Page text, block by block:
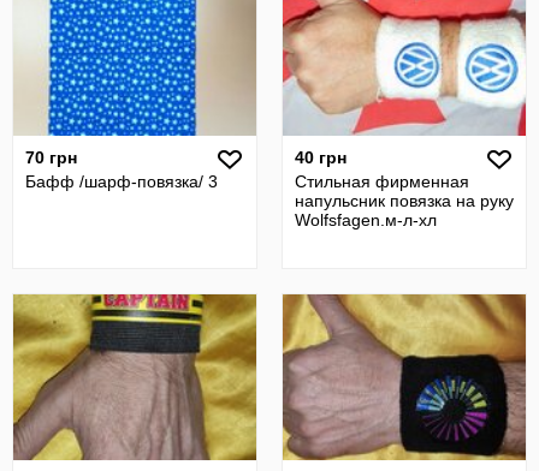
70 грн
Бафф /шарф-повязка/ 3
40 грн
Стильная фирменная
напульсник повязка на руку
Wolfsfagen.м-л-хл